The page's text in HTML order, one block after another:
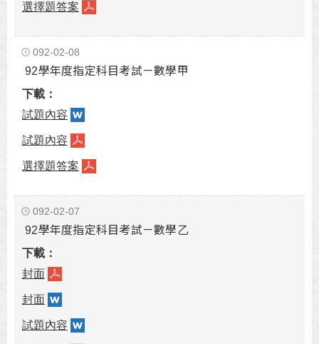
選擇題答案
092-02-08
92學年度指定科目考試－數學甲
試題內容
試題內容
選擇題答案
092-02-07
92學年度指定科目考試－數學乙
封面
封面
試題內容